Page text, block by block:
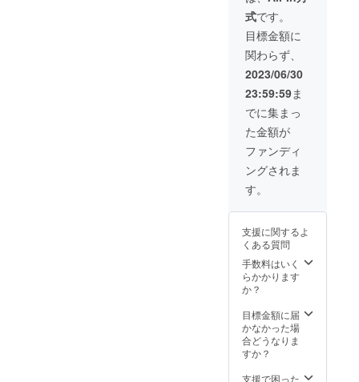
載を希
望され
るお名
前をご
記入く
ださ
ゴ画
像、紹
介動画
の受け
渡しは
メール
にてギ
でお送
り下さ
い。
ます！
式です。
目標金額に
関わらず、
2023/06/30
23:59:59ま
でに集まっ
た金額が
ファンディ
ングされま
す。
支援に関するよ
くある質問
手数料はいく
らかかります
か？
目標金額に届
かなかった場
合どうなりま
すか？
支援で困った